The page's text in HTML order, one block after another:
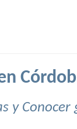
y Conocer